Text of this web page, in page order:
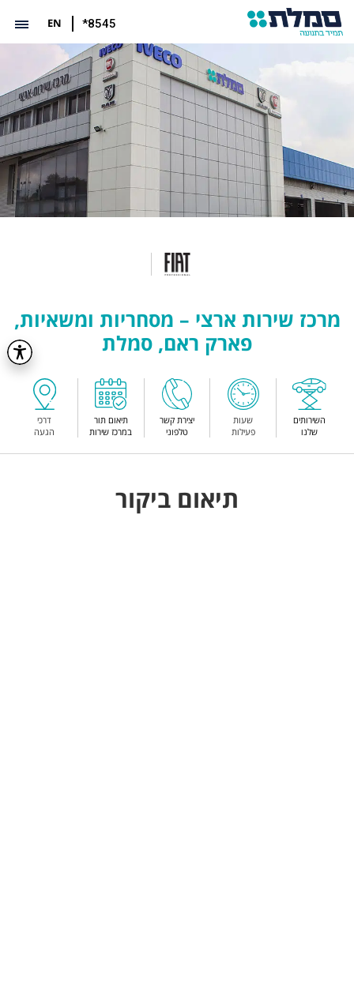
*8545
EN
מרכז שירות ארצי – מסחריות ומשאיות,
פארק ראם, סמלת
השירותים
שלנו
שעות
פעילות
יצירת קשר
טלפוני
תיאום תור
במרכז שירות
דרכי
הגעה
תיאום ביקור